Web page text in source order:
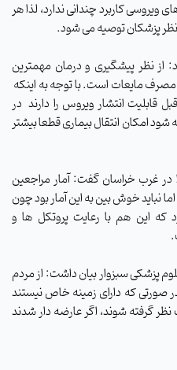
ویروسی کاربرد چندانی ندارد، لذا هر
نظر پزشکان توصیه می شود.
از نظر پیشگیری و درمان مهمترین
مایعات است. با توجه به اینکه
حداقل از 24 ساعت قبل قابلیت انتشار ویروس را دارند در
امکان انتقال بیماری قطعا بیشتر
غرب خراسان گفت: آمار مراجعین
نباید خوش بین به این آمار بود چون
این هم با رعایت پروتکل ها و
.
پزشکی سبزوار بیان داشت: از مردم
صورتی که دارای زمینه خاص نیستند
گرفته شوند، اگر عارضه دار شدند